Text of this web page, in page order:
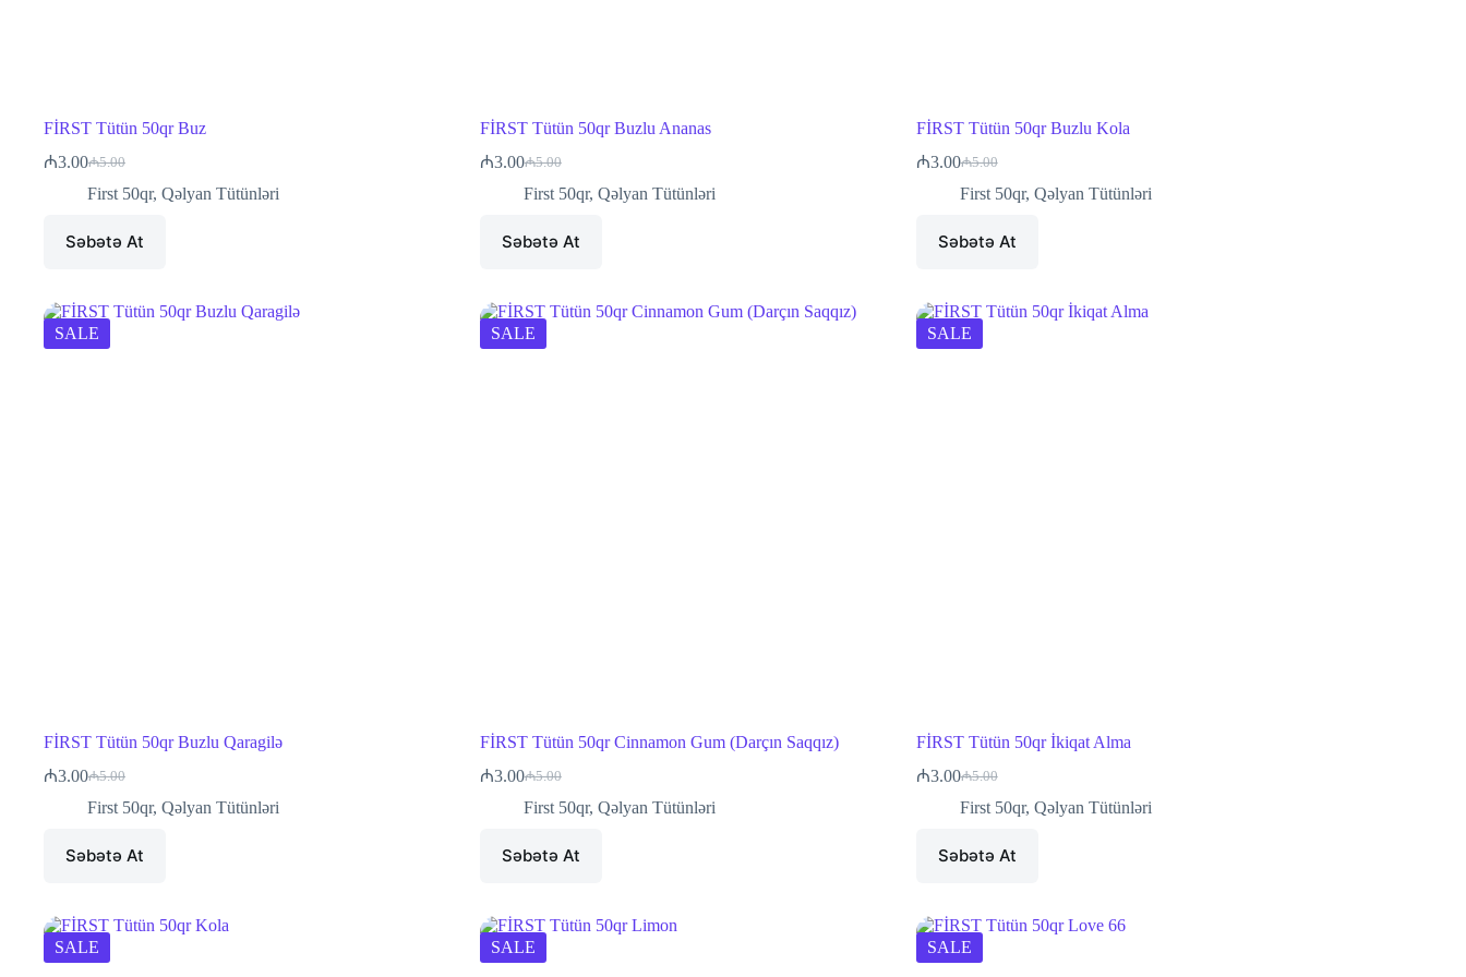
FİRST Tütün 50qr Buz
₼5.00
Original
price
₼3.00Current
price
First 50qr, Qəlyan Tütünləri
Səbətə At
FİRST Tütün 50qr Buzlu Ananas
₼5.00
Original
price
₼3.00Current
price
First 50qr, Qəlyan Tütünləri
Səbətə At
FİRST Tütün 50qr Buzlu Kola
₼5.00
Original
price
₼3.00Current
price
First 50qr, Qəlyan Tütünləri
Səbətə At
SALE
FİRST Tütün 50qr Buzlu Qaragilə
₼5.00
Original
price
₼3.00Current
price
First 50qr, Qəlyan Tütünləri
Səbətə At
SALE
FİRST Tütün 50qr Cinnamon Gum (Darçın Saqqız)
₼5.00
Original
price
₼3.00Current
price
First 50qr, Qəlyan Tütünləri
Səbətə At
SALE
FİRST Tütün 50qr İkiqat Alma
₼5.00
Original
price
₼3.00Current
price
First 50qr, Qəlyan Tütünləri
Səbətə At
SALE SALE SALE